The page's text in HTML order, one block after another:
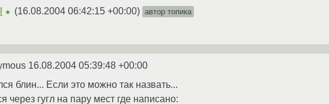
★ (16.08.2004 06:42:15 +00:00) автор топика
16.08.2004 05:39:48 +00:00
блин... Если это можно так назвать...
через гугл на пару мест где написано: